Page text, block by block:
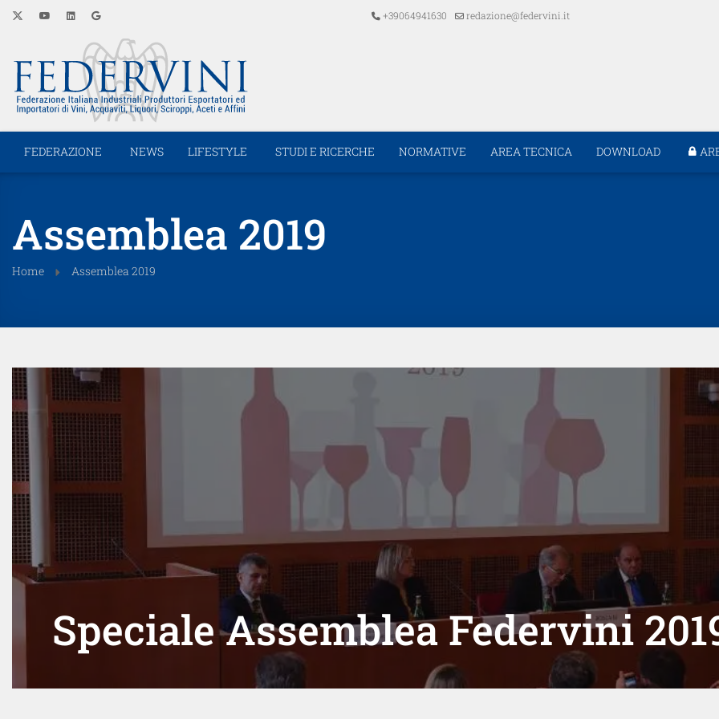
+39064941630 redazione@federvini.it
FEDERAZIONE NEWS LIFESTYLE STUDI E RICERCHE NORMATIVE AREA TECNICA DOWNLOAD
Assemblea 2019
Home Assemblea 2019
Speciale Assemblea Federvini